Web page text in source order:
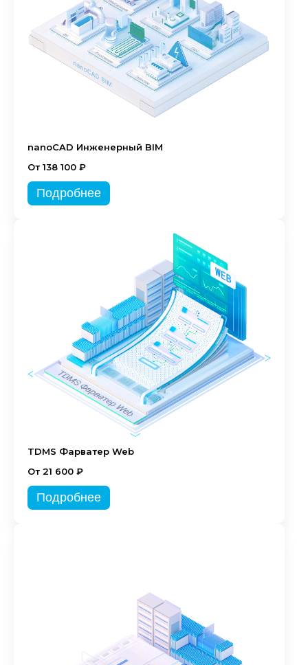
nanoCAD Инженерный BIM
От 138 100 ₽
Подробнее
TDMS Фарватер Web
От 21 600 ₽
Подробнее